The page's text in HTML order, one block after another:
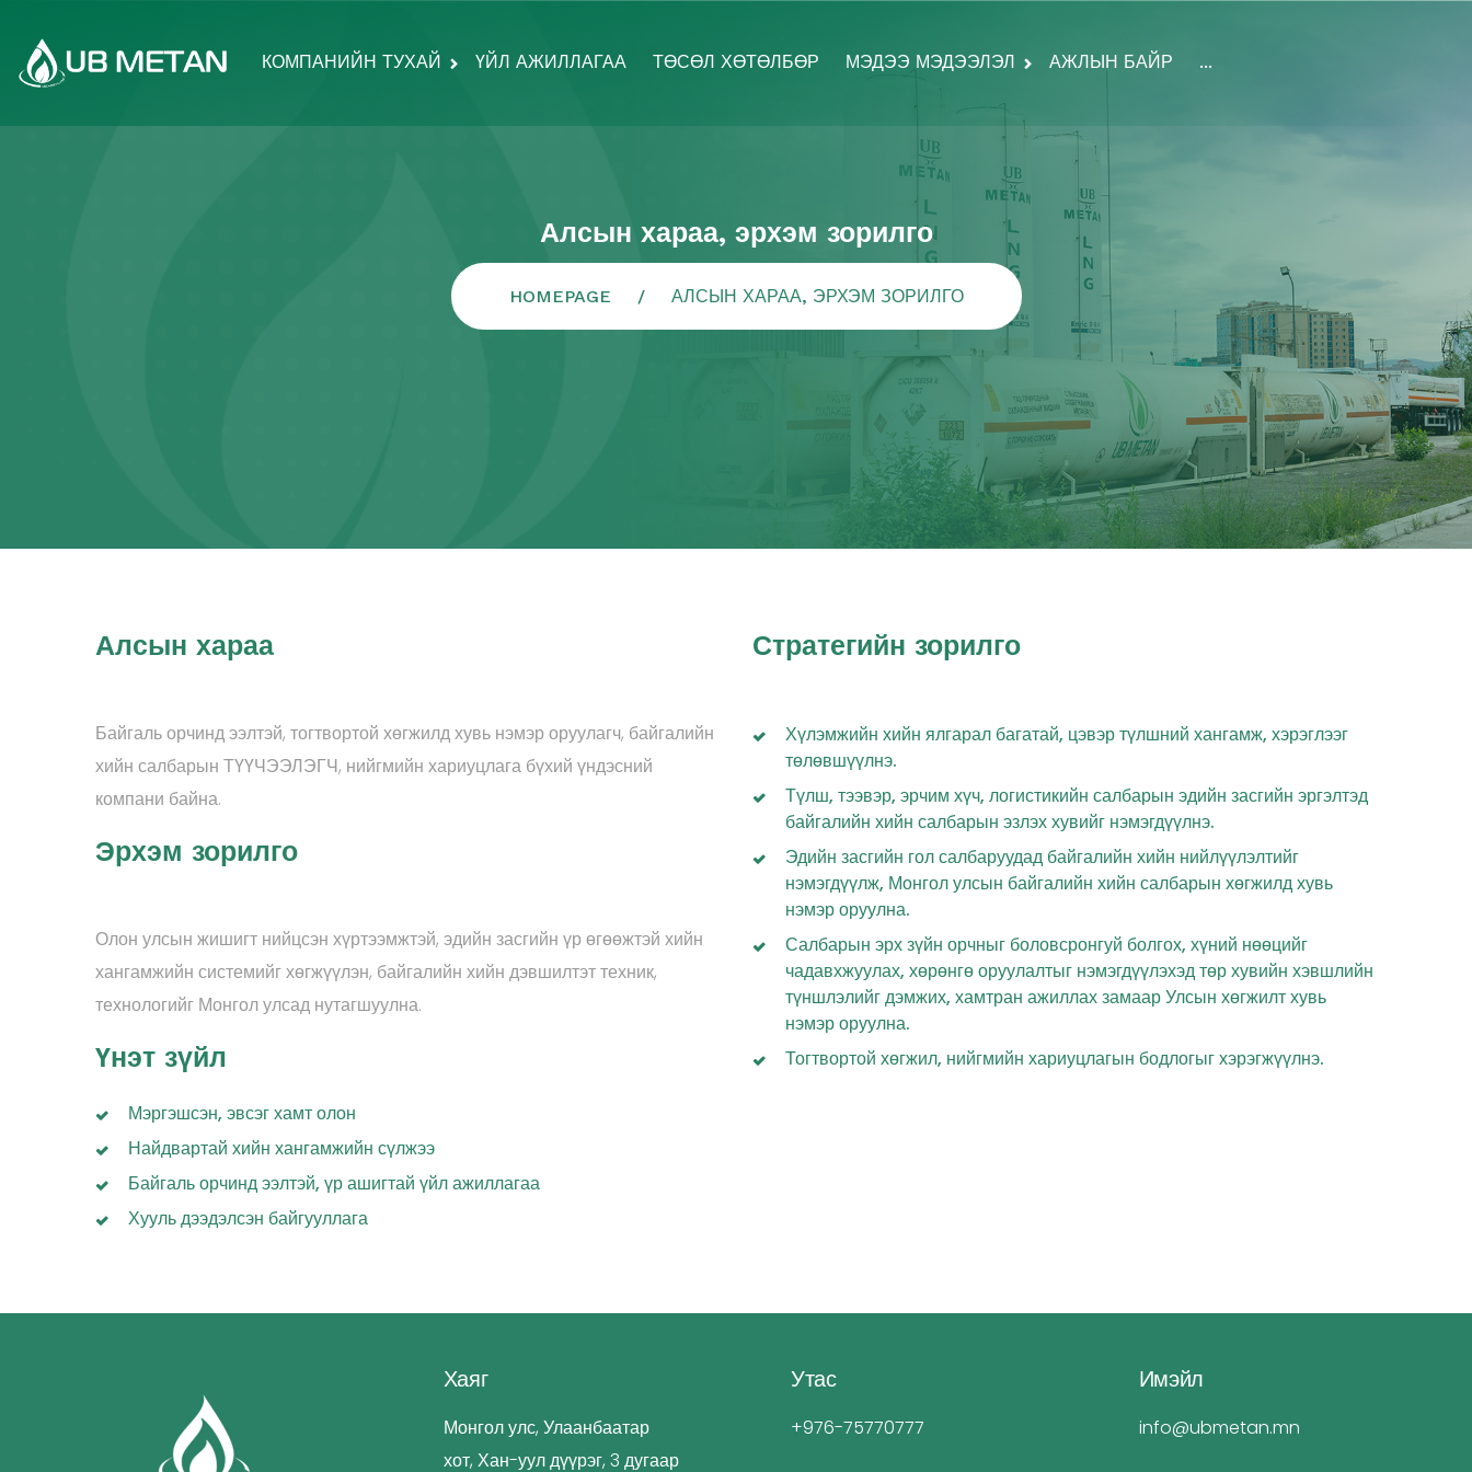
КОМПАНИЙН ТУХАЙ ҮЙЛ АЖИЛЛАГАА ТӨСӨЛ ХӨТӨЛБӨР МЭДЭЭ МЭДЭЭЛЭЛ АЖЛЫН БАЙР ...
Алсын хараа, эрхэм зорилго
HOMEPAGE АЛСЫН ХАРАА, ЭРХЭМ ЗОРИЛГО
Алсын хараа
Байгаль орчинд ээлтэй, тогтвортой хөгжилд хувь нэмэр оруулагч, байгалийн
хийн салбарын ТҮҮЧЭЭЛЭГЧ, нийгмийн хариуцлага бүхий үндэсний
компани байна.
Эрхэм зорилго
Олон улсын жишигт нийцсэн хүртээмжтэй, эдийн засгийн үр өгөөжтэй хийн
хангамжийн системийг хөгжүүлэн, байгалийн хийн дэвшилтэт техник,
технологийг Монгол улсад нутагшуулна.
Үнэт зүйл
Мэргэшсэн, эвсэг хамт олон
Найдвартай хийн хангамжийн сүлжээ
Байгаль орчинд ээлтэй, үр ашигтай үйл ажиллагаа
Хууль дээдэлсэн байгууллага
Стратегийн зорилго
Хүлэмжийн хийн ялгарал багатай, цэвэр түлшний хангамж, хэрэглээг
төлөвшүүлнэ.
Түлш, тээвэр, эрчим хүч, логистикийн салбарын эдийн засгийн эргэлтэд
байгалийн хийн салбарын эзлэх хувийг нэмэгдүүлнэ.
Эдийн засгийн гол салбаруудад байгалийн хийн нийлүүлэлтийг
нэмэгдүүлж, Монгол улсын байгалийн хийн салбарын хөгжилд хувь
нэмэр оруулна.
Салбарын эрх зүйн орчныг боловсронгуй болгох, хүний нөөцийг
чадавхжуулах, хөрөнгө оруулалтыг нэмэгдүүлэхэд төр хувийн хэвшлийн
түншлэлийг дэмжих, хамтран ажиллах замаар Улсын хөгжилт хувь
нэмэр оруулна.
Тогтвортой хөгжил, нийгмийн хариуцлагын бодлогыг хэрэгжүүлнэ.
Хаяг
Монгол улс, Улаанбаатар
хот, Хан-уул дүүрэг, 3 дугаар
Утас
+976-75770777
Имэйл
info@ubmetan.mn